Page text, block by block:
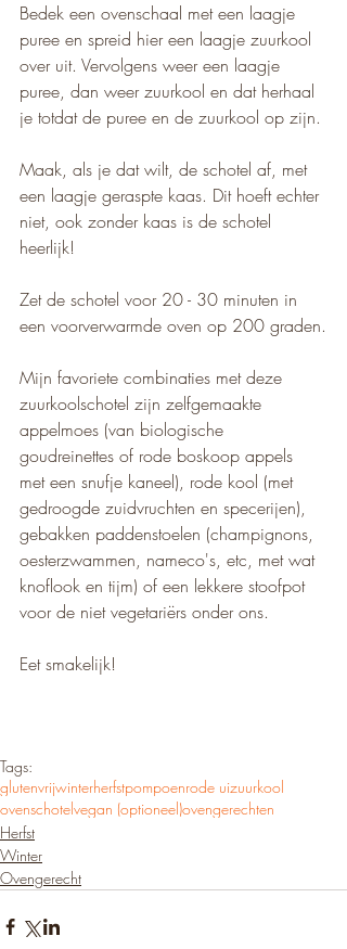
Bedek een ovenschaal met een laagje
puree en spreid hier een laagje zuurkool
over uit. Vervolgens weer een laagje
puree, dan weer zuurkool en dat herhaal
je totdat de puree en de zuurkool op zijn.
Maak, als je dat wilt, de schotel af, met
een laagje geraspte kaas. Dit hoeft echter
niet, ook zonder kaas is de schotel
heerlijk!
Zet de schotel voor 20 - 30 minuten in
een voorverwarmde oven op 200 graden.
Mijn favoriete combinaties met deze
zuurkoolschotel zijn zelfgemaakte
appelmoes (van biologische
goudreinettes of rode boskoop appels
met een snufje kaneel), rode kool (met
gedroogde zuidvruchten en specerijen),
gebakken paddenstoelen (champignons,
oesterzwammen, nameco's, etc, met wat
knoflook en tijm) of een lekkere stoofpot
voor de niet vegetariërs onder ons.
Eet smakelijk!
Tags:
glutenvrijwinterherfstpompoenrode uizuurkool
ovenschotelvegan (optioneel)ovengerechten
Herfst
Winter
Ovengerecht